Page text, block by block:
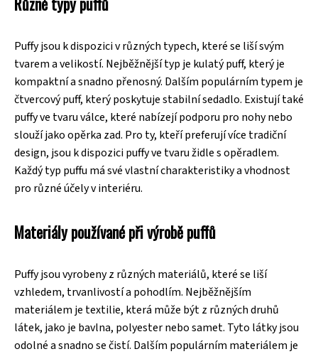
Puffy jsou k dispozici v různých typech, které se liší svým
tvarem a velikostí. Nejběžnější typ je kulatý puff, který je
kompaktní a snadno přenosný. Dalším populárním typem je
čtvercový puff, který poskytuje stabilní sedadlo. Existují také
puffy ve tvaru válce, které nabízejí podporu pro nohy nebo
slouží jako opěrka zad. Pro ty, kteří preferují více tradiční
design, jsou k dispozici puffy ve tvaru židle s opěradlem.
Každý typ puffu má své vlastní charakteristiky a vhodnost
pro různé účely v interiéru.
Materiály používané při výrobě puffů
Puffy jsou vyrobeny z různých materiálů, které se liší
vzhledem, trvanlivostí a pohodlím. Nejběžnějším
materiálem je textilie, která může být z různých druhů
látek, jako je bavlna, polyester nebo samet. Tyto látky jsou
odolné a snadno se čistí. Dalším populárním materiálem je